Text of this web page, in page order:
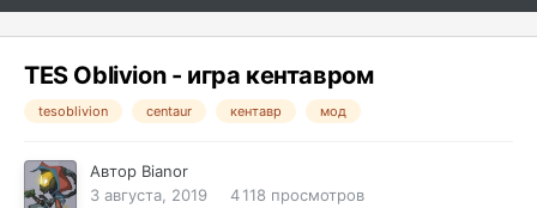
TES Oblivion - игра кентавром
tesoblivion centaur кентавр мод
Автор Bianor
3 августа, 2019
4 118 просмотров